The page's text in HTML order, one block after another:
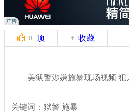
0 顶 收藏
美狱警涉嫌施暴现场视频 犯
关键词：狱警 施暴